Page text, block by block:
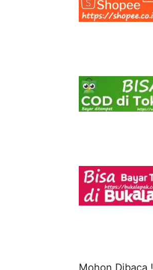
Mohon Dibaca !